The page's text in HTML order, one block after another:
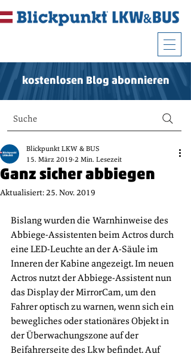
kostenlosen Blog abonnieren
Suche
Ganz sicher abbiegen
Blickpunkt LKW & BUS
15. März 2019 2 Min. Lesezeit
Aktualisiert:25. Nov. 2019
Bislang wurden die Warnhinweise des
Abbiege-Assistenten beim Actros durch
eine LED-Leuchte an der A-Säule im
Inneren der Kabine angezeigt. Im neuen
Actros nutzt der Abbiege-Assistent nun
das Display der MirrorCam, um den
Fahrer optisch zu warnen, wenn sich ein
bewegliches oder stationäres Objekt in
der Überwachungszone auf der
Beifahrerseite des Lkw befindet. Auf